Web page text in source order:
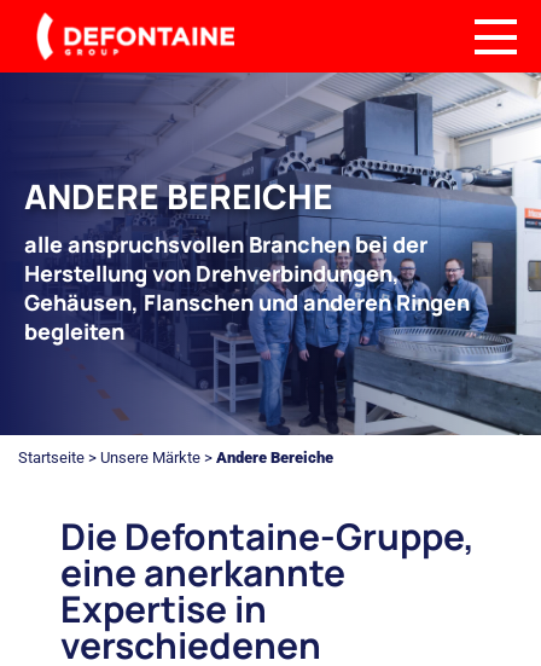
ANDERE BEREICHE
alle anspruchsvollen Branchen bei der
Herstellung von Drehverbindungen,
Gehäusen, Flanschen und anderen Ringen
begleiten
Startseite > Unsere Märkte > Andere Bereiche
Die Defontaine-Gruppe,
eine anerkannte
Expertise in
verschiedenen